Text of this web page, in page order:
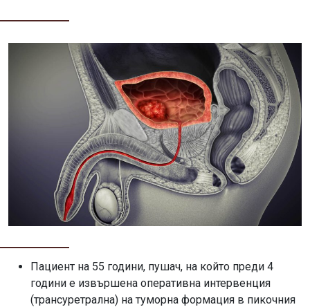
Пациент на 55 години, пушач, на който преди 4
години е извършена оперативна интервенция
(трансуретрална) на туморна формация в пикочния